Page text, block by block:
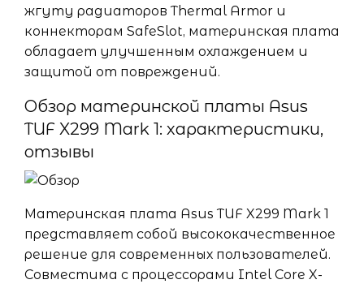
жгуту радиаторов Thermal Armor и
коннекторам SafeSlot, материнская плата
обладает улучшенным охлаждением и
защитой от повреждений.
Обзор материнской платы Asus
TUF X299 Mark 1: характеристики,
отзывы
Материнская плата Asus TUF X299 Mark 1
представляет собой высококачественное
решение для современных пользователей.
Совместима с процессорами Intel Core X-